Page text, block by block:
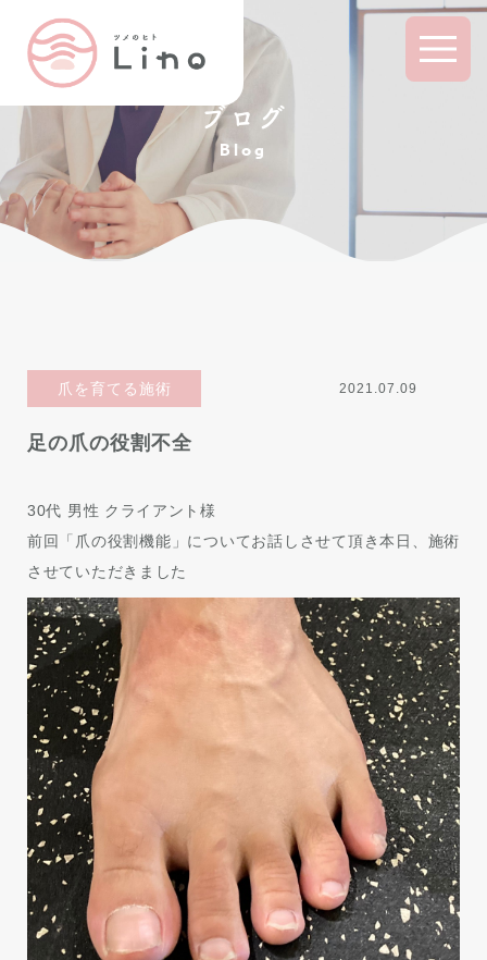
ブログ
Blog
爪を育てる施術 2021.07.09
足の爪の役割不全
30代 男性 クライアント様
前回「爪の役割機能」についてお話しさせて頂き本日、施術
させていただきました